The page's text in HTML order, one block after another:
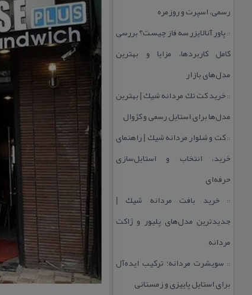
رسمی، اسپرت و روزمره
:: پاور آنالایزر سه فاز چیست؟ بررسی
كامل كاربردها، مزایا و بهترین
مدل‌های بازار
::خرید كت تك مردانه شیك | بهترین
مدل‌ها برای استایل رسمی و كژوال
::كت و شلوار مردانه شیك | راهنمای
خرید، انتخاب و استایل‌سازی
حرفه‌ای
::خرید بافت مردانه شیك |
جدیدترین مدل‌های پلیور و ژاكت
مردانه
:: سویشرت مردانه؛ تركیب ایده‌آل
برای استایل پاییزی و زمستانی